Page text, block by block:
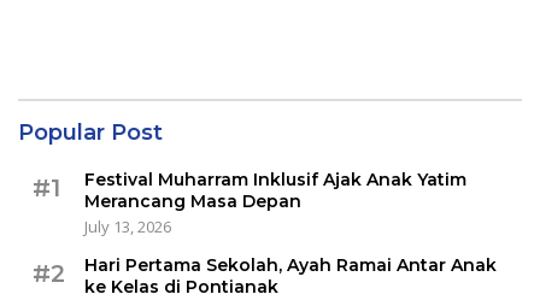
Popular Post
#1
Festival Muharram Inklusif Ajak Anak Yatim
Merancang Masa Depan
July 13, 2026
#2
Hari Pertama Sekolah, Ayah Ramai Antar Anak
ke Kelas di Pontianak